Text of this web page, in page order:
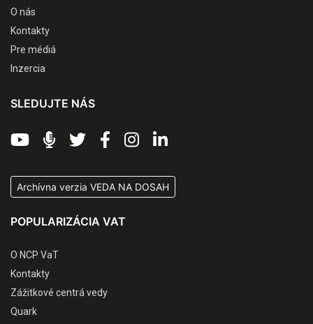
O nás
Kontakty
Pre médiá
Inzercia
SLEDUJTE NÁS
Archívna verzia VEDA NA DOSAH
POPULARIZÁCIA VAT
O NCP VaT
Kontakty
Zážitkové centrá vedy
Quark